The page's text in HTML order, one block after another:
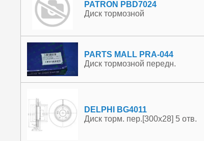
PATRON PBD7024
Диск тормозной
PARTS MALL PRA-044
Диск тормозной передн.
DELPHI BG4011
Диск торм. пер.[300x28] 5 отв.